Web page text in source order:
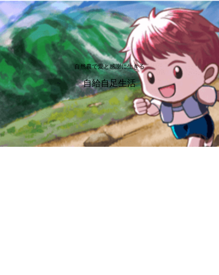
自然農で愛と感謝に生きる
自給自足生活